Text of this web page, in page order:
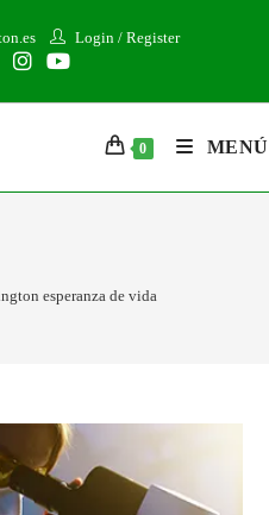
Login / Register
0 MENÚ
esperanza de vida